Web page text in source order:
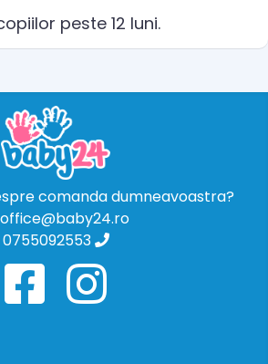
peste 12 luni.
comanda dumneavoastra?
office@baby24.ro
0755092553